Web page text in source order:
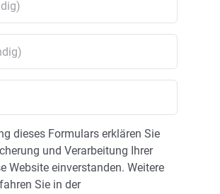
dieses Formulars erklären Sie
und Verarbeitung Ihrer
Website einverstanden. Weitere
Sie in der